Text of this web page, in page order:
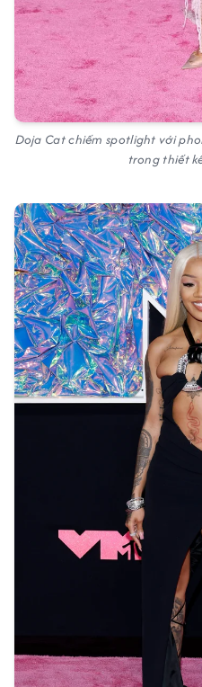
Doja Cat chiếm spotlight với
trong thiết